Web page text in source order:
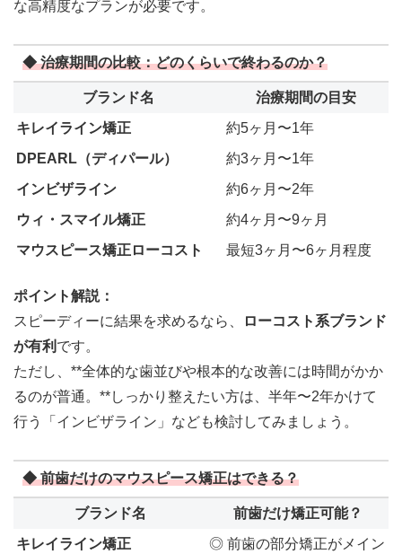
な高精度なプランが必要です。
◆ 治療期間の比較：どのくらいで終わるのか？
ブランド名
治療期間の目安
キレイライン矯正
約5ヶ月〜1年
DPEARL（ディパール）
約3ヶ月〜1年
インビザライン
約6ヶ月〜2年
ウィ・スマイル矯正
約4ヶ月〜9ヶ月
マウスピース矯正ローコスト
最短3ヶ月〜6ヶ月程度
ポイント解説：
スピーディーに結果を求めるなら、
ローコスト系ブランド
が有利 です。
ただし、**全体的な歯並びや根本的な改善には時間がかか
るのが普通。**しっかり整えたい方は、半年〜2年かけて
行う「インビザライン」なども検討してみましょう。
◆ 前歯だけのマウスピース矯正はできる？
ブランド名
前歯だけ矯正可能？
キレイライン矯正
◎ 前歯の部分矯正がメイン